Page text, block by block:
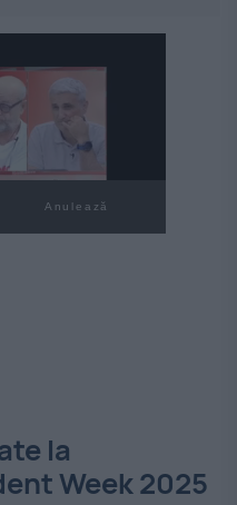
Anulează
la
Week 2025